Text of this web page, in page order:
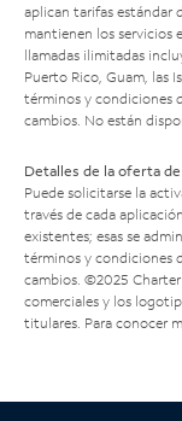
aplican tarifas estándar
mantienen los servicios
llamadas ilimitadas
Puerto Rico, Guam, las
términos y condiciones
cambios. No están
Detalles de la oferta
Puede solicitarse la
través de cada
existentes; esas se
términos y condiciones
cambios. ©2025 Charter
comerciales y los
titulares. Para conocer